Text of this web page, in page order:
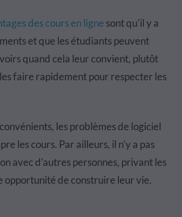
des cours en ligne sont qu'il y a
et que les étudiants peuvent
quand cela leur convient, plutôt
faire rapidement pour respecter les
les problèmes de logiciel
les cours. Par ailleurs, il n'y a pas
avec d'autres personnes, privant les
opportunité de construire leur vie.